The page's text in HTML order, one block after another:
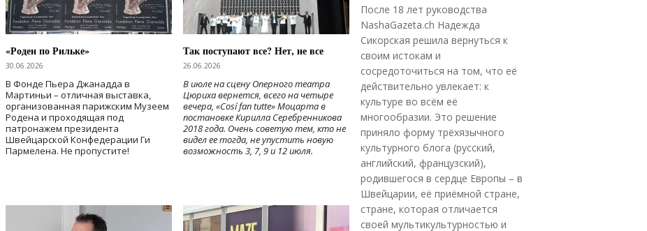
«Роден по Рильке»
30.06.2026
В Фонде Пьера Джанадда в
Мартиньи – отличная выставка,
организованная парижским Музеем
Родена и проходящая под
патронажем президента
Швейцарской Конфедерации Ги
Пармелена. Не пропустите!
Так поступают все? Нет, не все
26.06.2026
В июле на сцену Оперного театра
Цюриха вернется, всего на четыре
вечера, «Cosí fan tutte» Моцарта в
постановке Кирилла Серебренникова
2018 года. Очень советую тем, кто не
видел ее тогда, не упустить новую
возможность 3, 7, 9 и 12 июля.
После 18 лет руководства
NashaGazeta.ch Надежда
Сикорская решила вернуться к
своим истокам и
сосредоточиться на том, что её
действительно увлекает: к
культуре во всём её
многообразии. Это решение
приняло форму трёхязычного
культурного блога (русский,
английский, французский),
родившегося в сердце Европы – в
Швейцарии, её приёмной стране,
стране, которая отличается
своей мультикультурностью и